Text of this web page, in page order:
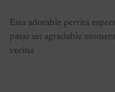
Esta adorable perrita
pasar un agradable
vecina